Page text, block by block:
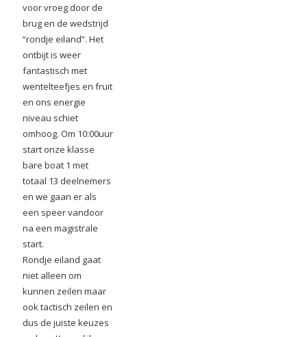
voor vroeg door de
brug en de wedstrijd
“rondje eiland”. Het
ontbijt is weer
fantastisch met
wentelteefjes en fruit
en ons energie
niveau schiet
omhoog. Om 10:00uur
start onze klasse
bare boat 1 met
totaal 13 deelnemers
en we gaan er als
een speer vandoor
na een magistrale
start.
Rondje eiland gaat
niet alleen om
kunnen zeilen maar
ook tactisch zeilen en
dus de juiste keuzes